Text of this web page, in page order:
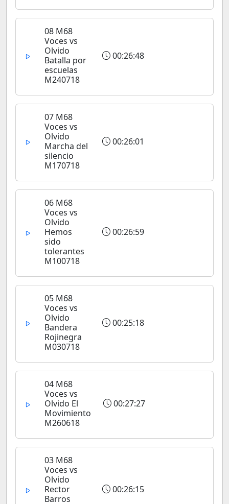
08 M68
Voces vs
Olvido
Batalla por
escuelas
M240718
00:26:48
07 M68
Voces vs
Olvido
Marcha del
silencio
M170718
00:26:01
06 M68
Voces vs
Olvido
Hemos
sido
tolerantes
M100718
00:26:59
05 M68
Voces vs
Olvido
Bandera
Rojinegra
M030718
00:25:18
04 M68
Voces vs
Olvido El
Movimiento
M260618
00:27:27
03 M68
Voces vs
Olvido
Rector
Barros
00:26:15